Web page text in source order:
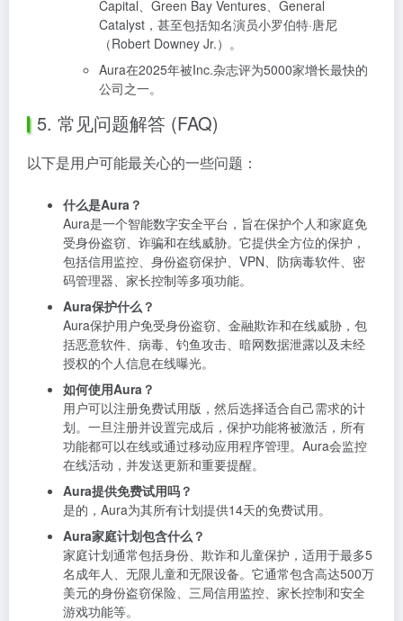
Capital、Green Bay Ventures、General
Catalyst，甚至包括知名演员小罗伯特·唐尼
（Robert Downey Jr.）。
Aura在2025年被Inc.杂志评为5000家增长最快的
公司之一。
5. 常见问题解答 (FAQ)
以下是用户可能最关心的一些问题：
什么是Aura？
Aura是一个智能数字安全平台，旨在保护个人和家庭免
受身份盗窃、诈骗和在线威胁。它提供全方位的保护，
包括信用监控、身份盗窃保护、VPN、防病毒软件、密
码管理器、家长控制等多项功能。
Aura保护什么？
Aura保护用户免受身份盗窃、金融欺诈和在线威胁，包
括恶意软件、病毒、钓鱼攻击、暗网数据泄露以及未经
授权的个人信息在线曝光。
如何使用Aura？
用户可以注册免费试用版，然后选择适合自己需求的计
划。一旦注册并设置完成后，保护功能将被激活，所有
功能都可以在线或通过移动应用程序管理。Aura会监控
在线活动，并发送更新和重要提醒。
Aura提供免费试用吗？
是的，Aura为其所有计划提供14天的免费试用。
Aura家庭计划包含什么？
家庭计划通常包括身份、欺诈和儿童保护，适用于最多5
名成年人、无限儿童和无限设备。它通常包含高达500万
美元的身份盗窃保险、三局信用监控、家长控制和安全
游戏功能等。